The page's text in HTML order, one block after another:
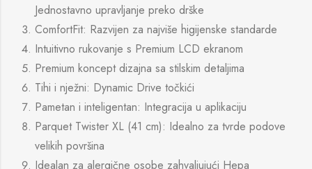
Jednostavno upravljanje preko drške
ComfortFit: Razvijen za najviše higijenske standarde
Intuitivno rukovanje s Premium LCD ekranom
Premium koncept dizajna sa stilskim detaljima
Tihi i nježni: Dynamic Drive točkići
Pametan i inteligentan: Integracija u aplikaciju
Parquet Twister XL (41 cm): Idealno za tvrde podove
velikih površina
Idealan za alergične osobe zahvaljujući Hepa